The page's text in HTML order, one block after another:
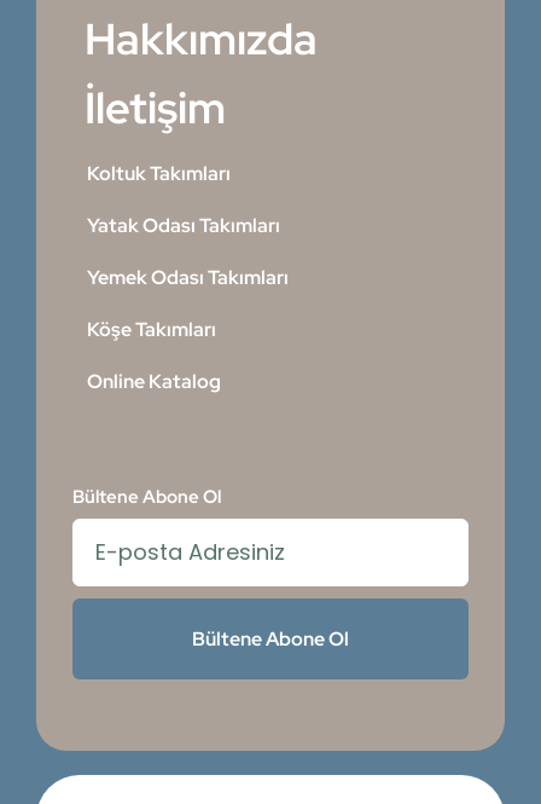
Hakkımızda
İletişim
Koltuk Takımları
Yatak Odası Takımları
Yemek Odası Takımları
Köşe Takımları
Online Katalog
Bültene Abone Ol
Bültene Abone Ol